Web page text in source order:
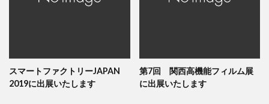
スマートファクトリーJAPAN
2019に出展いたします
第7回 関西高機能フィルム展
に出展いたします